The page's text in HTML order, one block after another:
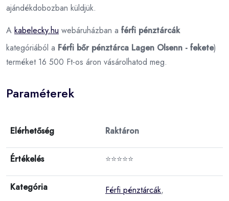
ajándékdobozban küldjük.
A kabelecky.hu webáruházban a férfi pénztárcák
kategóriából a Férfi bőr pénztárca Lagen Olsenn - fekete)
terméket 16 500 Ft-os áron vásárolhatod meg.
Paraméterek
Elérhetőség Raktáron
Értékelés ⭐⭐⭐⭐⭐
Kategória Férfi pénztárcák,